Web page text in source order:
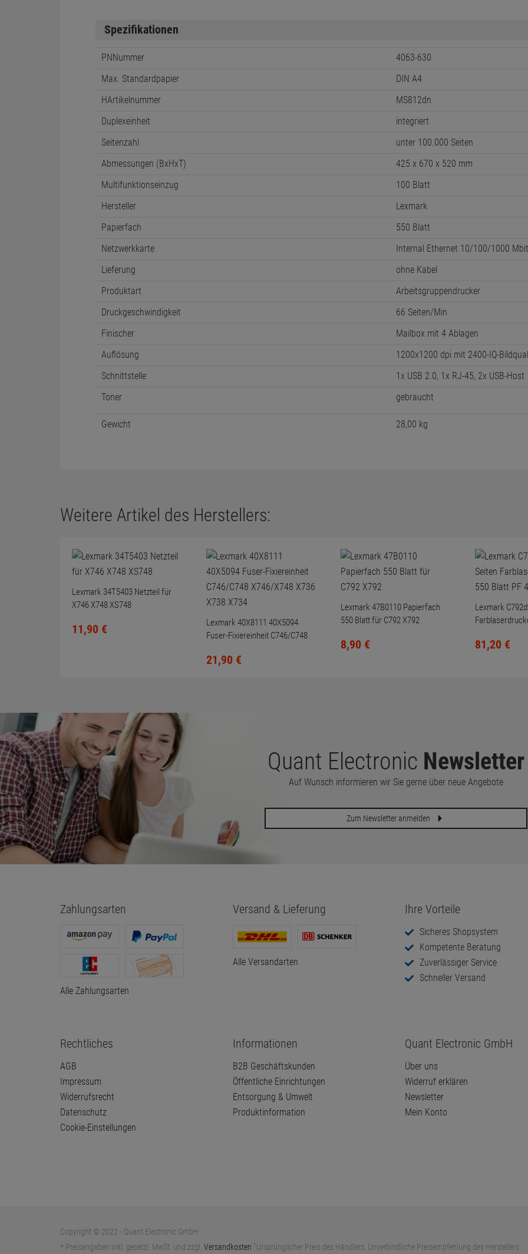
Spezifikationen
PNNummer
4063-630
Max. Standardpapier
DIN A4
HArtikelnummer
MS812dn
Duplexeinheit
integriert
Seitenzahl
unter 100.000 Seiten
Abmessungen (BxHxT)
425 x 670 x 520 mm
Multifunktionseinzug
100 Blatt
Hersteller
Lexmark
Papierfach
550 Blatt
Netzwerkkarte
Internal Ethernet 10/100/1000 Mbit
Lieferung
ohne Kabel
Produktart
Arbeitsgruppendrucker
Druckgeschwindigkeit
66 Seiten/Min
Finischer
Mailbox mit 4 Ablagen
Auflösung
1200x1200 dpi mit 2400-IQ-
Schnittstelle
1x USB 2.0, 1x RJ-45, 2x USB-Host
Toner
gebraucht
Gewicht 28,00 kg
Weitere Artikel des Herstellers:
Lexmark 34T5403 Netzteil für
X746 X748 XS748
11,90 €
Lexmark 40X8111 40X5094
Fuser-Fixiereinheit C746/C748
21,90 €
Lexmark 47B0110 Papierfach
550 Blatt für C792 X792
8,90 €
Lexmark
81,20 €
Quant Electronic Newsletter
Auf Wunsch informieren wir Sie gerne über neue Angebote
Zum Newsletter anmelden
Zahlungsarten
Alle Zahlungsarten
Versand & Lieferung
Alle Versandarten
Ihre Vorteile
Sicheres Shopsystem
Kompetente Beratung
Zuverlässiger Service
Schneller Versand
Rechtliches
AGB
Impressum
Widerrufsrecht
Datenschutz
Cookie-Einstellungen
Informationen
B2B Geschäftskunden
Öffentliche Einrichtungen
Entsorgung & Umwelt
Produktinformation
Quant Electronic GmbH
Über uns
Widerruf erklären
Newsletter
Mein Konto
Copyright © 2022 - Quant Electronic GmbH
* Preisangaben inkl. gesetzl. MwSt. und zzgl. Versandkosten 1 Ursprünglicher Preis des Händlers, Unverbindliche Preisempfehlung des Herstellers